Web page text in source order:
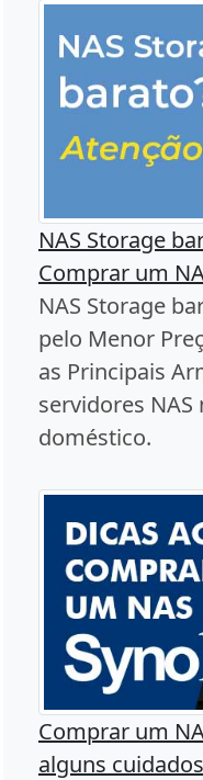
NAS Storage
Comprar um
NAS Storage
pelo Menor
as Principais
servidores
doméstico.
Comprar um
alguns